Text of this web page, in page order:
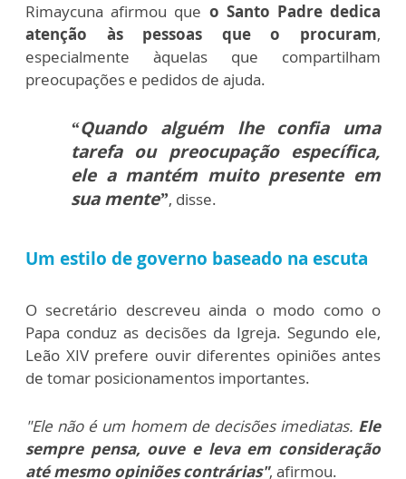
Rimaycuna afirmou que o Santo Padre dedica
atenção às pessoas que o procuram,
especialmente àquelas que compartilham
preocupações e pedidos de ajuda.
“Quando alguém lhe confia uma
tarefa ou preocupação específica,
ele a mantém muito presente em
sua mente”, disse.
Um estilo de governo baseado na escuta
O secretário descreveu ainda o modo como o
Papa conduz as decisões da Igreja. Segundo ele,
Leão XIV prefere ouvir diferentes opiniões antes
de tomar posicionamentos importantes.
"Ele não é um homem de decisões imediatas. Ele
sempre pensa, ouve e leva em consideração
até mesmo opiniões contrárias", afirmou.